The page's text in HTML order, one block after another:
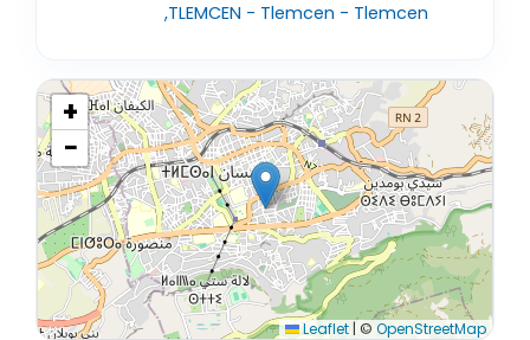
,TLEMCEN - Tlemcen - Tlemcen
+
−
Leaflet | © OpenStreetMap